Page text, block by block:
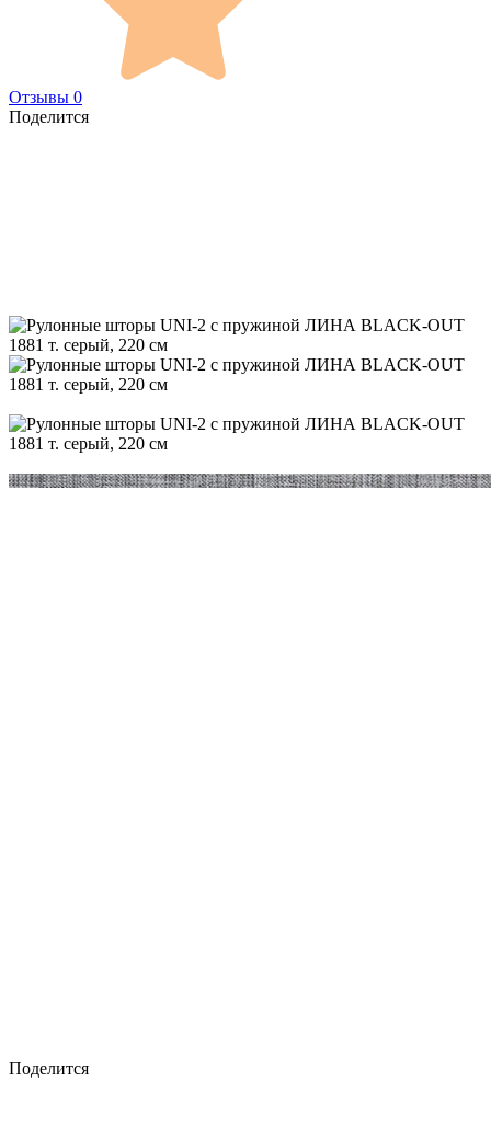
Отзывы 0
Поделится
Поделится